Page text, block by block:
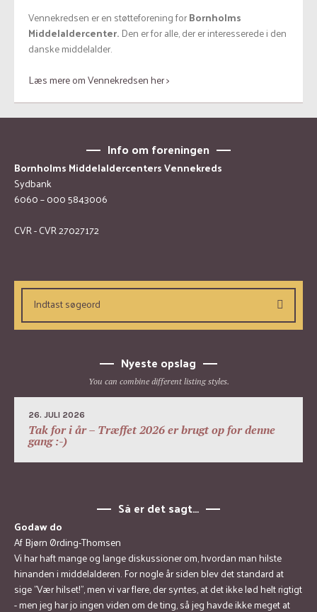
Vennekredsen er en støtteforening forBornholms
Middelaldercenter. Den er for alle, der er interesserede i den
danske middelalder.
Læs mere om Vennekredsen her >
Info om foreningen
Bornholms Middelaldercenters Vennekreds
Sydbank
6060 – 000 5843006
CVR - CVR 27027172
Nyeste opslag
You can combine different listing styles.
26. JULI 2026
Tak for i år – Træffet 2026 er brugt op for denne
gang :-)
Så er det sagt…
Godaw do
Af Bjørn Ørding-Thomsen
Vi har haft mange og lange diskussioner om, hvordan man hilste
hinanden i middelalderen. For nogle år siden blev det standard at
sige ”Vær hilset!”, men vi var flere, der syntes, at det ikke lød helt rigtigt
- men jeg har jo ingen viden om de ting, så jeg havde ikke meget at